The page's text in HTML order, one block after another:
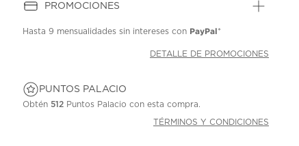
PROMOCIONES
Hasta9 mensualidades sin intereses con PayPal*
DETALLE DE PROMOCIONES
PUNTOS PALACIO
Obtén512 Puntos Palacio con esta compra.
TÉRMINOS Y CONDICIONES